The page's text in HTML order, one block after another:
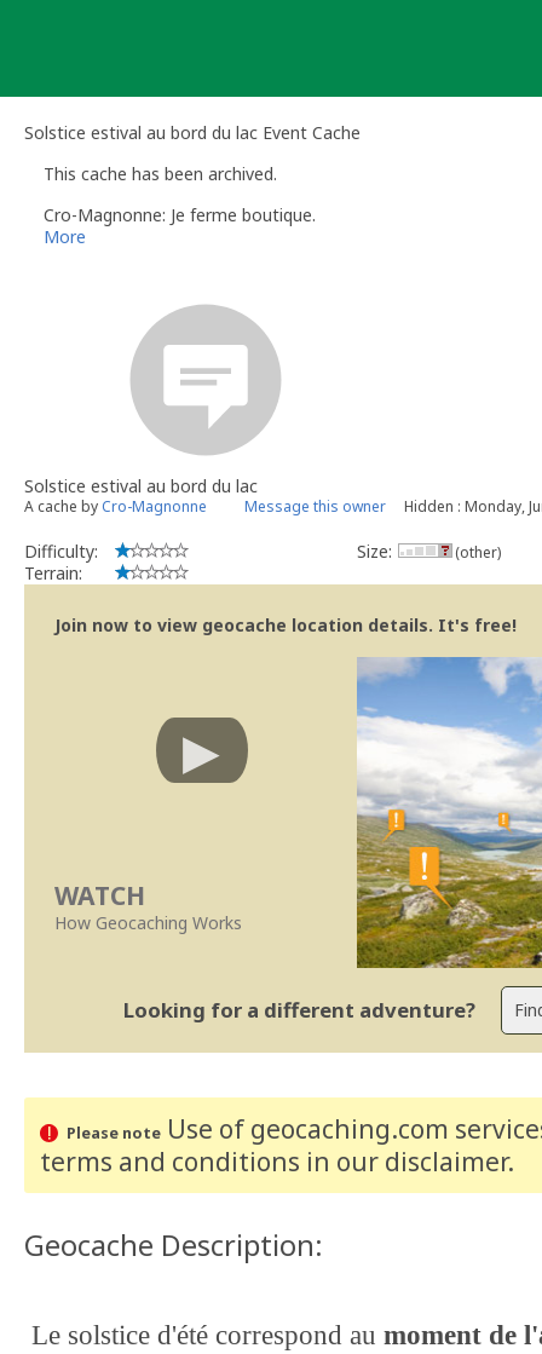
Solstice estival au bord du lac Event Cache
This cache has been archived.
Cro-Magnonne: Je ferme boutique.
More
Solstice estival au bord du lac
A cache by Cro-Magnonne Message this owner Hidden : Monday,
Difficulty:
Terrain:
Size: (other)
Join now to view geocache location details. It's free!
WATCH
How Geocaching Works
Looking for a different adventure?
Please noteUse of geocaching.com
terms and conditions in our disclaimer.
Geocache Description:
Le solstice d'été correspond aumoment de